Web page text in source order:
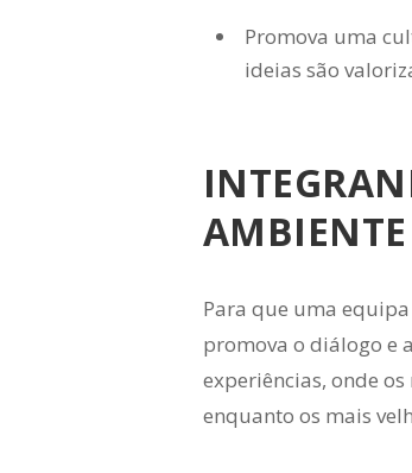
Promova uma
ideias são
Para que uma
promova o diálogo e
experiências, onde
enquanto os mais